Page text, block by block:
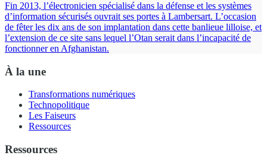
Fin 2013, l’électronicien spécialisé dans la défense et les systèmes
d’information sécurisés ouvrait ses portes à Lambersart. L’occasion
de fêter les dix ans de son implantation dans cette banlieue lilloise, et
l’extension de ce site sans lequel l’Otan serait dans l’incapacité de
fonctionner en Afghanistan.
À la une
Transformations numériques
Technopolitique
Les Faiseurs
Ressources
Ressources